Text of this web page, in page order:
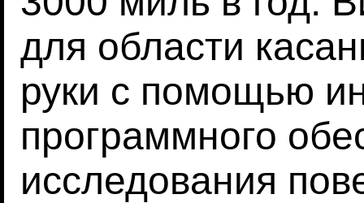
для области
руки с помощью
программного
исследования